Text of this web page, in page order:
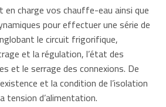
en charge vos chauffe-eau ainsi que
pour effectuer une série de
le circuit frigorifique,
et la régulation, l’état des
et le serrage des connexions. De
et la condition de l’isolation
tension d’alimentation.